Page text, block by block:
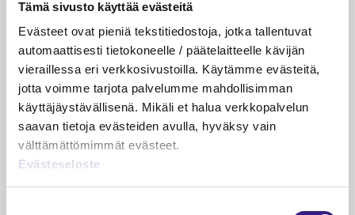
Tämä sivusto käyttää evästeitä
Evästeet ovat pieniä tekstitiedostoja, jotka tallentuvat
automaattisesti tietokoneelle / päätelaitteelle kävijän
vieraillessa eri verkkosivustoilla. Käytämme evästeitä,
jotta voimme tarjota palvelumme mahdollisimman
käyttäjäystävällisenä. Mikäli et halua verkkopalvelun
saavan tietoja evästeiden avulla, hyväksy vain
välttämättömimmät evästeet.
Evästeseloste
Kulu­veloitukset arvon­lisä­
verotuksessa – omien kulujen
veloitus, kulujen edelleen­
veloitus ja läpi­laskutus
15.5.2023 10 min